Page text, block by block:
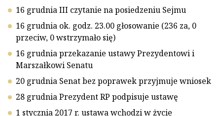
16 grudnia III czytanie na posiedzeniu Sejmu
16 grudnia ok. godz. 23.00 głosowanie (236 za, 0
przeciw, 0 wstrzymało się)
16 grudnia przekazanie ustawy Prezydentowi i
Marszałkowi Senatu
20 grudnia Senat bez poprawek przyjmuje wniosek
28 grudnia Prezydent RP podpisuje ustawę
1 stycznia 2017 r. ustawa wchodzi w życie